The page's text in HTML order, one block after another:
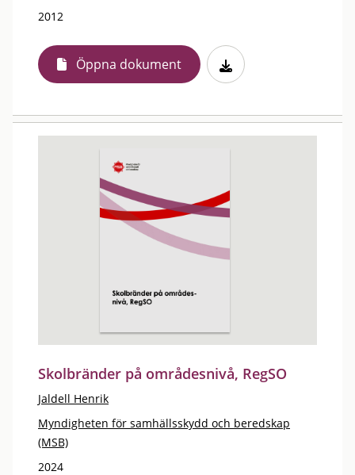
2012
Öppna dokument
Skolbränder på områdesnivå, RegSO
Jaldell Henrik
Myndigheten för samhällsskydd och beredskap
(MSB)
2024